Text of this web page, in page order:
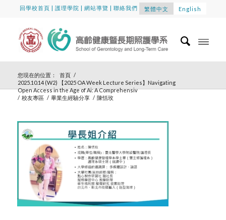
回學校首頁 |護理學院 |網站導覽 | 聯絡我們 繁體中文 English
您現在的位置： 首頁 /
2025.10.14 (W2) 【2025 OA Week Lecture Series】Navigating
Open Access in the Age of Ai: A Comprehensiv
/ 校友專區 / 畢業生經驗分享 / 陳恬玫